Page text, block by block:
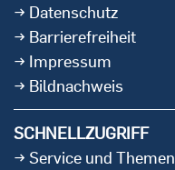
Datenschutz
Barrierefreiheit
Impressum
Bildnachweis
SCHNELLZUGRIFF
Service und Themen